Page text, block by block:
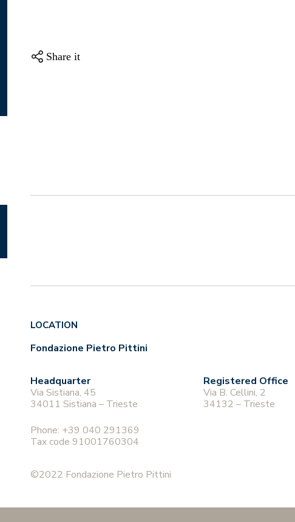
LOCATION
Fondazione Pietro Pittini
Headquarter
Via Sistiana, 45
34011 Sistiana – Trieste
Registered Office
Via B. Cellini, 2
34132 – Trieste
Phone: +39 040 291369
Tax code 91001760304
©2022 Fondazione Pietro Pittini